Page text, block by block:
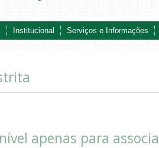
Institucional Serviços e Informações
apenas para